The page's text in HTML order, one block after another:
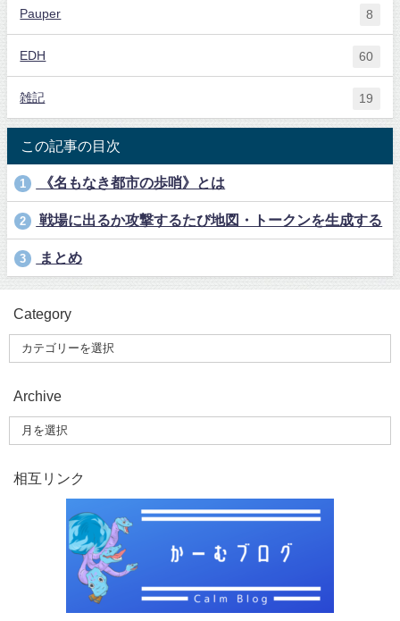
Pauper 8
EDH 60
雑記 19
この記事の目次
1 《名もなき都市の歩哨》とは
2 戦場に出るか攻撃するたび地図・トークンを生成する
3 まとめ
Category
Archive
相互リンク